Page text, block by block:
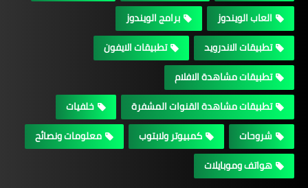
العاب الويندوز
برامج الويندوز
تطبيقات الاندرويد
تطبيقات الايفون
تطبيقات مشاهدة الافلام
تطبيقات مشاهدة القنوات المشفرة
خلفيات
شروحات
كمبيوتر ولابتوب
معلومات ونصائح
هواتف وموبايلات